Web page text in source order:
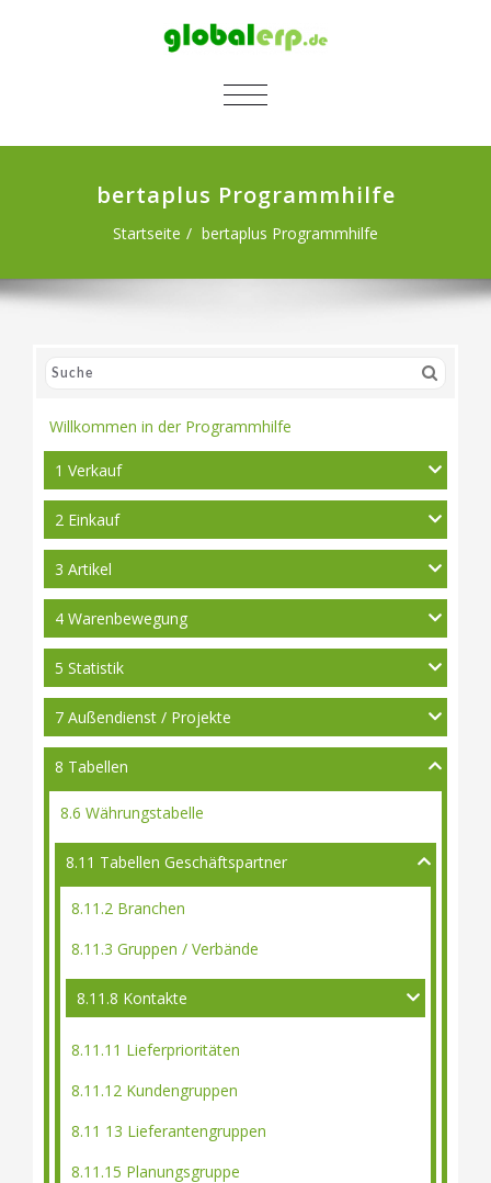
SCHALTE NAVIGATION
bertaplus Programmhilfe
Startseite bertaplus Programmhilfe
Willkommen in der Programmhilfe
1 Verkauf
2 Einkauf
3 Artikel
4 Warenbewegung
5 Statistik
7 Außendienst / Projekte
8 Tabellen
8.6 Währungstabelle
8.11 Tabellen Geschäftspartner
8.11.2 Branchen
8.11.3 Gruppen / Verbände
8.11.8 Kontakte
8.11.11 Lieferprioritäten
8.11.12 Kundengruppen
8.11 13 Lieferantengruppen
8.11.15 Planungsgruppe